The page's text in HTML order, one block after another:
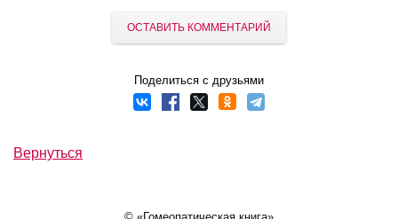
ОСТАВИТЬ КОММЕНТАРИЙ
Поделиться с друзьями
Вернуться